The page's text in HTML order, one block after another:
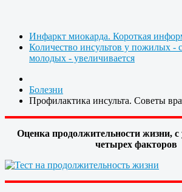
Инфаркт миокарда. Короткая
Количество инсультов у пожилых -
молодых - увеличивается
Болезни
Профилактика инсульта. Советы
Оценка продолжительности жизни, с
четырех факторов